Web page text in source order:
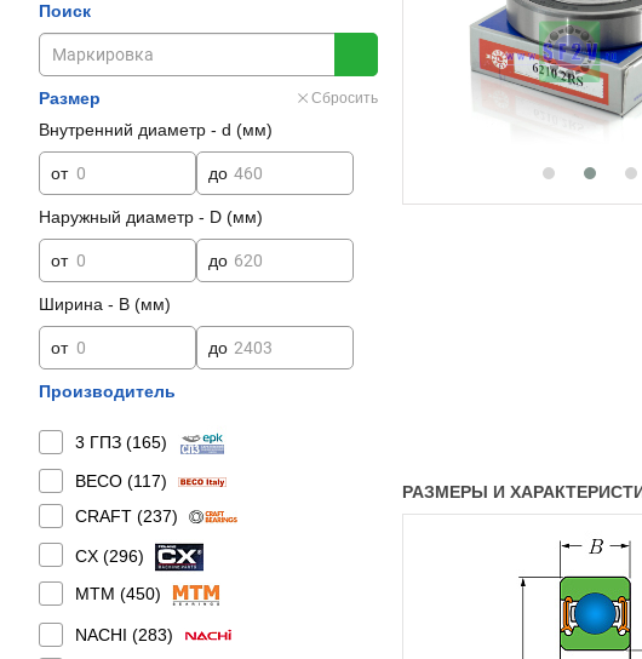
Поиск
Размер Сбросить
Внутренний диаметр - d (мм)
от до
Наружный диаметр - D (мм)
от до
Ширина - B (мм)
от до
Производитель
3 ГПЗ (165)
BECO (117)
CRAFT (237)
CX (296)
MTM (450)
NACHI (283)
РАЗМЕРЫ И